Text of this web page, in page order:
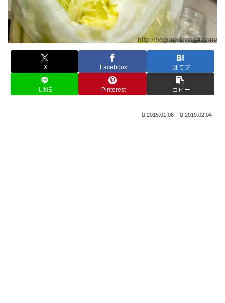
X Facebook はてブ
LINE Pinterest コピー
2015.01.06 2019.02.04